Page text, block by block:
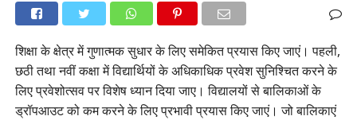
शिक्षा के क्षेत्र में गुणात्मक सुधार के लिए समेकित प्रयास किए जाएं। पहली,
छठी तथा नवीं कक्षा में विद्यार्थियों के अधिकाधिक प्रवेश सुनिश्चित करने के
लिए प्रवेशोत्सव पर विशेष ध्यान दिया जाए। विद्यालयों से बालिकाओं के
ड्रॉपआउट को कम करने के लिए प्रभावी प्रयास किए जाएं। जो बालिकाएं